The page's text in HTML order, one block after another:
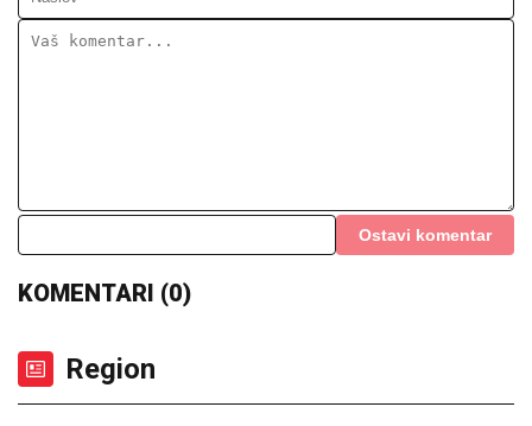
Ostavi komentar
KOMENTARI (0)
Region